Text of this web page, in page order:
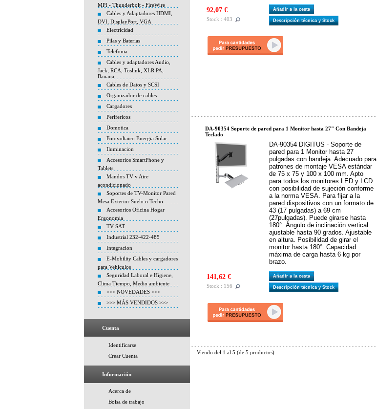
MPI - Thunderbolt - FireWire
Cables y Adaptadores HDMI,
DVI, DisplayPort, VGA
Electricidad
Pilas y Baterias
Telefonia
Cables y adaptadores Audio,
Jack, RCA, Toslink, XLR PA,
Banana
Cables de Datos y SCSI
Organizador de cables
Cargadores
Perifericos
Domotica
Fotovoltaico Energia Solar
Iluminacion
Accesorios SmartPhone y
Tablets
Mandos TV y Aire
acondicionado
Soportes de TV-Monitor Pared
Mesa Exterior Suelo o Techo
Accesorios Oficina Hogar
Ergonomia
TV-SAT
Industrial 232-422-485
Integracion
E-Mobility Cables y cargadores
para Vehiculos
Seguridad Laboral e Higiene,
Clima Tiempo, Medio ambiente
>>> NOVEDADES >>>
>>> MÁS VENDIDOS >>>
Cuenta
Identificarse
Crear Cuenta
Información
Acerca de
Bolsa de trabajo
92,07 €
Stock : 403
Añadir a la cesta
Descripción técnica y Stock
DA-90354 Soporte de pared para 1 Monitor hasta 27" Con Bandeja
Teclado
DA-90354 DIGITUS - Soporte de
pared para 1 Monitor hasta 27
pulgadas con bandeja. Adecuado para
patrones de montaje VESA estándar
de 75 x 75 y 100 x 100 mm. Apto
para todos los monitores LED y LCD
con posibilidad de sujeción conforme
a la norma VESA. Para fijar a la
pared dispositivos con un formato de
43 (17 pulgadas) a 69 cm
(27pulgadas). Puede girarse hasta
180°. Ángulo de inclinación vertical
ajustable hasta 90 grados. Ajustable
en altura. Posibilidad de girar el
monitor hasta 180°. Capacidad
máxima de carga hasta 6 kg por
brazo.
141,62 €
Stock : 156
Añadir a la cesta
Descripción técnica y Stock
Viendo del 1 al 5 (de 5 productos)